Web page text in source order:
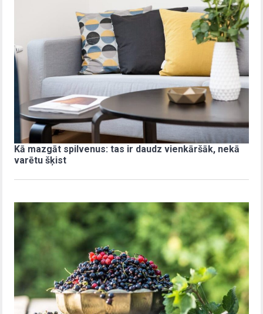
Kā mazgāt spilvenus: tas ir daudz vienkāršāk, nekā
varētu šķist